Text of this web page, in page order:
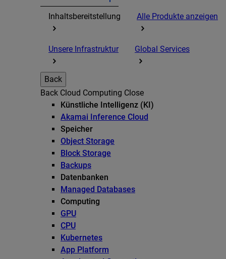
Inhaltsbereitstellung Alle Produkte anzeigen
Unsere Infrastruktur Global Services
Back
Back Cloud Computing Close
Künstliche Intelligenz (KI)
Akamai Inference Cloud
Speicher
Object Storage
Block Storage
Backups
Datenbanken
Managed Databases
Computing
GPU
CPU
Kubernetes
App Platform